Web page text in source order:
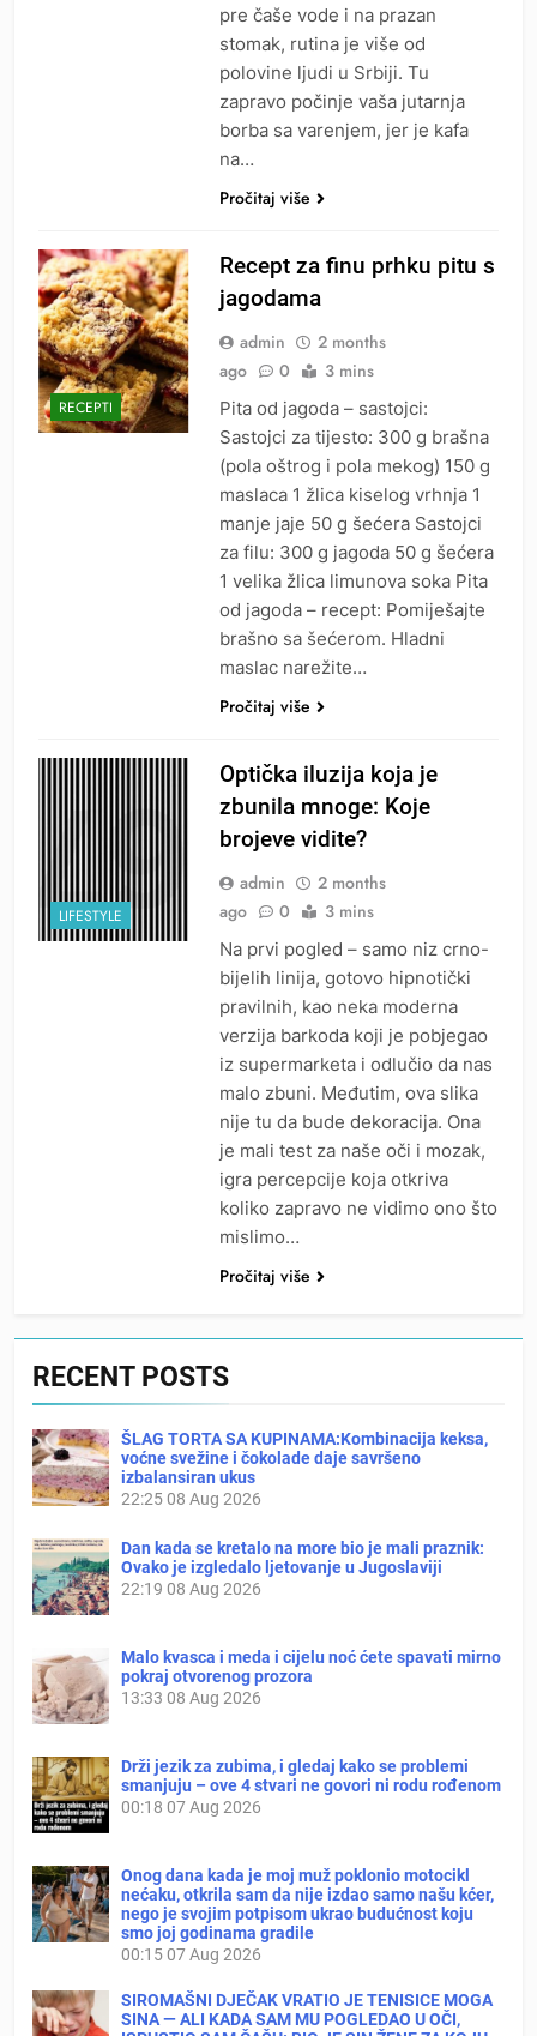
pre čaše vode i na prazan
stomak, rutina je više od
polovine ljudi u Srbiji. Tu
zapravo počinje vaša jutarnja
borba sa varenjem, jer je kafa
na…
Pročitaj više
RECEPTI
Recept za finu prhku pitu s
jagodama
admin
2 months
ago
0 3 mins
Pita od jagoda – sastojci:
Sastojci za tijesto: 300 g brašna
(pola oštrog i pola mekog) 150 g
maslaca 1 žlica kiselog vrhnja 1
manje jaje 50 g šećera Sastojci
za filu: 300 g jagoda 50 g šećera
1 velika žlica limunova soka Pita
od jagoda – recept: Pomiješajte
brašno sa šećerom. Hladni
maslac narežite…
Pročitaj više
LIFESTYLE
Optička iluzija koja je
zbunila mnoge: Koje
brojeve vidite?
admin
2 months
ago
0 3 mins
Na prvi pogled – samo niz crno-
bijelih linija, gotovo hipnotički
pravilnih, kao neka moderna
verzija barkoda koji je pobjegao
iz supermarketa i odlučio da nas
malo zbuni. Međutim, ova slika
nije tu da bude dekoracija. Ona
je mali test za naše oči i mozak,
igra percepcije koja otkriva
koliko zapravo ne vidimo ono što
mislimo…
Pročitaj više
RECENT POSTS
ŠLAG TORTA SA KUPINAMA:Kombinacija keksa,
voćne svežine i čokolade daje savršeno
izbalansiran ukus
22:2508 Aug 2026
Dan kada se kretalo na more bio je mali praznik:
Ovako je izgledalo ljetovanje u Jugoslaviji
22:19 08 Aug 2026
Malo kvasca i meda i cijelu noć ćete spavati mirno
pokraj otvorenog prozora
13:33 08 Aug 2026
Drži jezik za zubima, i gledaj kako se problemi
smanjuju – ove 4 stvari ne govori ni rodu rođenom
00:18 07 Aug 2026
Onog dana kada je moj muž poklonio motocikl
nećaku, otkrila sam da nije izdao samo našu kćer,
nego je svojim potpisom ukrao budućnost koju
smo joj godinama gradile
00:1507 Aug 2026
SIROMAŠNI DJEČAK VRATIO JE TENISICE MOGA
SINA — ALI KADA SAM MU POGLEDAO U OČI,